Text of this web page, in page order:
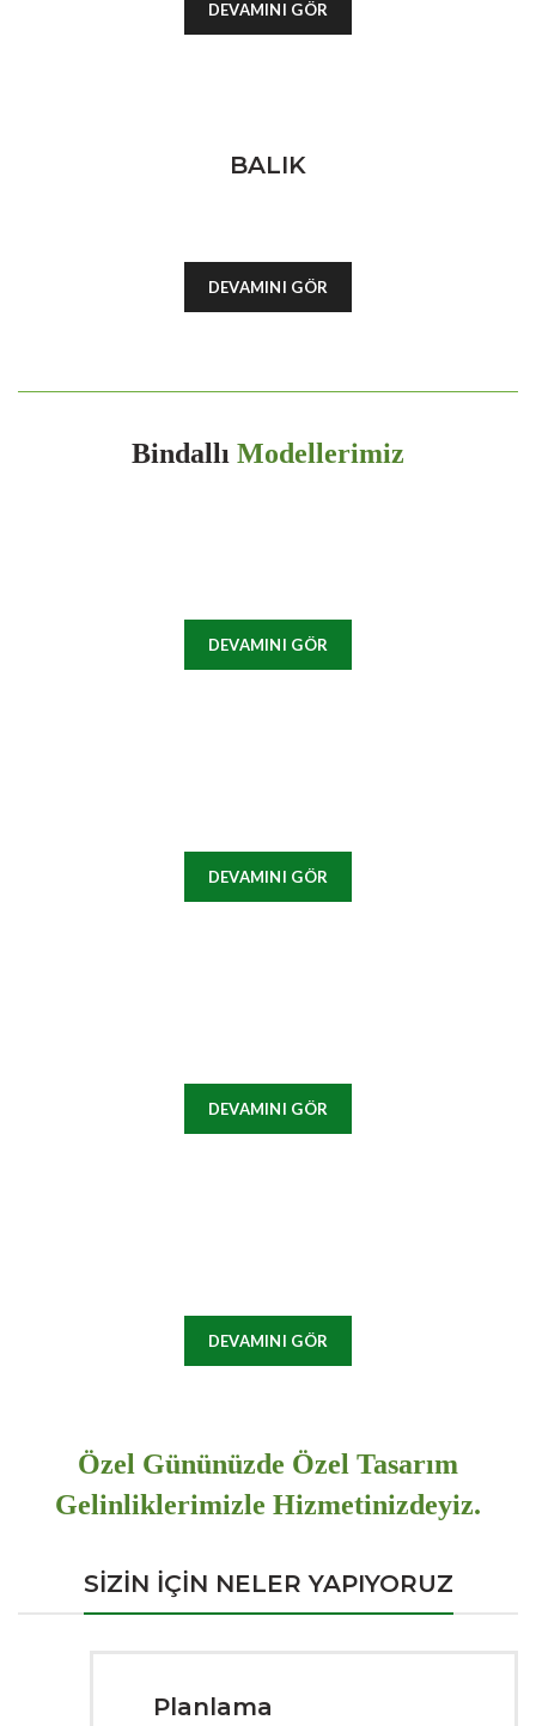
DEVAMINI GÖR
BALIK
DEVAMINI GÖR
Bindallı Modellerimiz
DEVAMINI GÖR
DEVAMINI GÖR
DEVAMINI GÖR
DEVAMINI GÖR
Özel Gününüzde Özel Tasarım
Gelinliklerimizle Hizmetinizdeyiz.
SİZİN İÇİN NELER YAPIYORUZ
Planlama